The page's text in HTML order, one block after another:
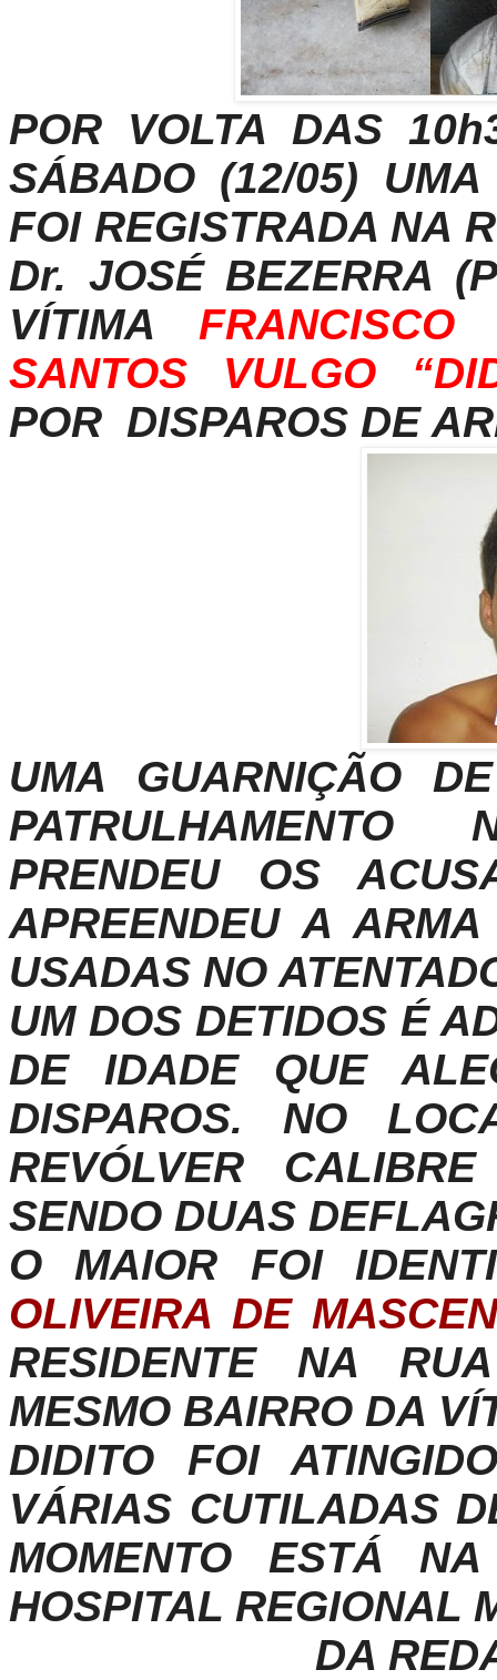
POR VOLTA DAS
SÁBADO (12/05) UMA
FOI REGISTRADA NA
Dr. JOSÉ BEZERRA
VÍTIMA
SANTOS VULGO
POR DISPAROS DE
UMA GUARNIÇÃO
PRENDEU OS
APREENDEU A
USADAS NO
UM DOS DETIDOS É
DE IDADE QUE
DISPAROS. NO
REVÓLVER
SENDO DUAS
O MAIOR FOI
OLIVEIRA DE
RESIDENTE NA
MESMO BAIRRO DA
DIDITO FOI
VÁRIAS CUTILADAS
MOMENTO ESTÁ
HOSPITAL REGIONAL
DA